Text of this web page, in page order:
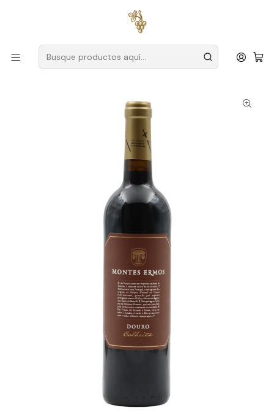
para pedidos superiores a
Productores Duero
Montañas desiertas
Montes Ermos DOC Douro Red Wine 75cl